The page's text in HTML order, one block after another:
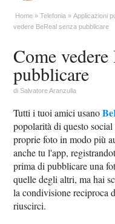
Home Telefonia Applicazioni
vedere BeReal senza pubblicare
Come vedere
pubblicare
diSalvatore Aranzulla
Tutti i tuoi amici usano
popolarità di questo
proprie foto in modo più
anche tu l'app,
prima di pubblicare una
quelle degli altri, ma hai
la condivisione reciproca
riuscirci.